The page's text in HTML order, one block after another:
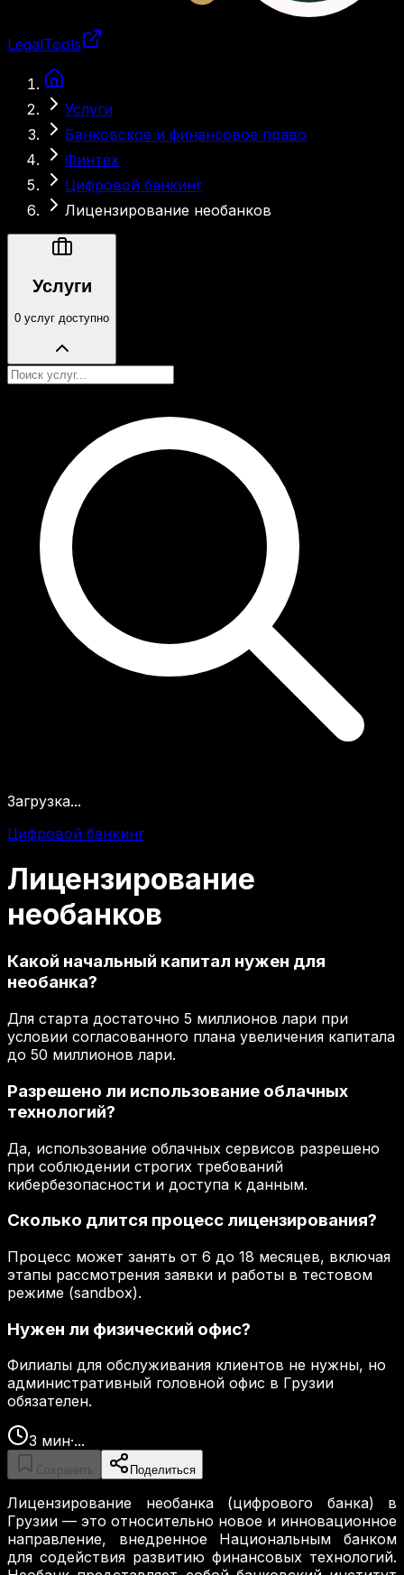
LegalTools
Услуги
Банковское и финансовое право
Финтех
Цифровой банкинг
Лицензирование необанков
Услуги
0 услуг доступно
Загрузка...
Цифровой банкинг
Лицензирование
необанков
Какой начальный капитал нужен для
необанка?
Для старта достаточно 5 миллионов лари при
условии согласованного плана увеличения капитала
до 50 миллионов лари.
Разрешено ли использование облачных
технологий?
Да, использование облачных сервисов разрешено
при соблюдении строгих требований
кибербезопасности и доступа к данным.
Сколько длится процесс лицензирования?
Процесс может занять от 6 до 18 месяцев, включая
этапы рассмотрения заявки и работы в тестовом
режиме (sandbox).
Нужен ли физический офис?
Филиалы для обслуживания клиентов не нужны, но
административный головной офис в Грузии
обязателен.
3 мин·...
Сохранить Поделиться
Лицензирование необанка (цифрового банка) в
Грузии — это относительно новое и инновационное
направление, внедренное Национальным банком
для содействия развитию финансовых технологий.